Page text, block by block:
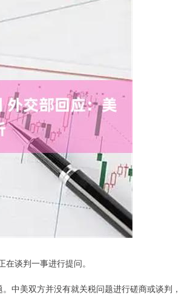
谈判一事进行提问。
美双方并没有就关税问题进行磋商或谈判，
沪深300 4690.83 39.52